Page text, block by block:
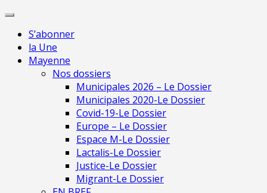
Skip
contentS’abonner
la Une
Mayenne
Nos dossiers
Municipales 2026 – Le Dossier
Municipales 2020-Le Dossier
Covid-19-Le Dossier
Europe – Le Dossier
Espace M-Le Dossier
Lactalis-Le Dossier
Justice-Le Dossier
Migrant-Le Dossier
indépendante en
Mayenne